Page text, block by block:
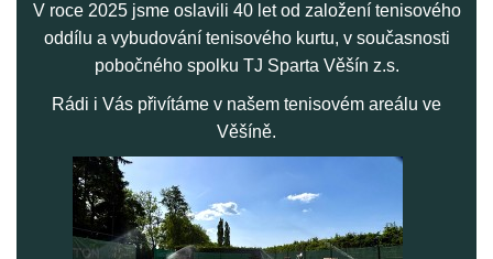
V roce 2025 jsme oslavili 40 let od založení tenisového
oddílu a vybudování tenisového kurtu, v současnosti
pobočného spolku TJ Sparta Věšín z.s.
Rádi i Vás přivítáme v našem tenisovém areálu ve
Věšíně.